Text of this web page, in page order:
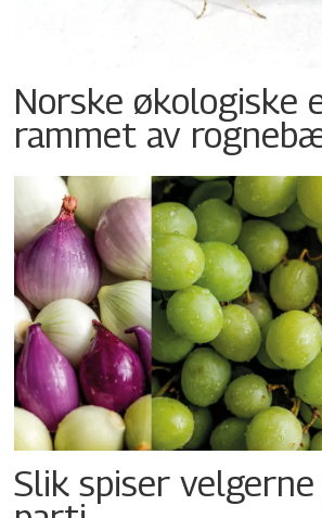
Norske økologiske
rammet av
Slik spiser